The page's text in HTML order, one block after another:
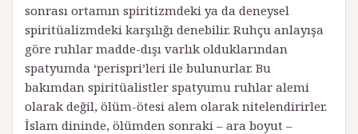
sonrası ortamın spiritizmdeki ya da deneysel
spiritüalizmdeki karşılığı denebilir. Ruhçu anlayışa
göre ruhlar madde-dışı varlık olduklarından
spatyumda ‘perispri’leri ile bulunurlar. Bu
bakımdan spiritüalistler spatyumu ruhlar alemi
olarak değil, ölüm-ötesi alem olarak nitelendirirler.
İslam dininde, ölümden sonraki – ara boyut –